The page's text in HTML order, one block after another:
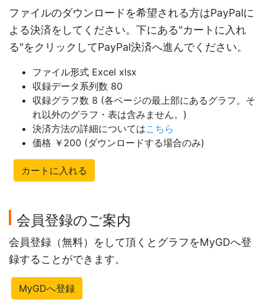
ファイルのダウンロードを希望される方はPayPalに
よる決済をしてください。下にある"カートに入れ
る"をクリックしてPayPal決済へ進んでください。
ファイル形式 Excel xlsx
収録データ系列数 80
収録グラフ数 8 (各ページの最上部にあるグラフ。そ
れ以外のグラフ・表は含みません。)
決済方法の詳細についてはこちら
価格 ￥200 (ダウンロードする場合のみ)
カートに入れる
会員登録のご案内
会員登録（無料）をして頂くとグラフをMyGDへ登
録することができます。
MyGDへ登録